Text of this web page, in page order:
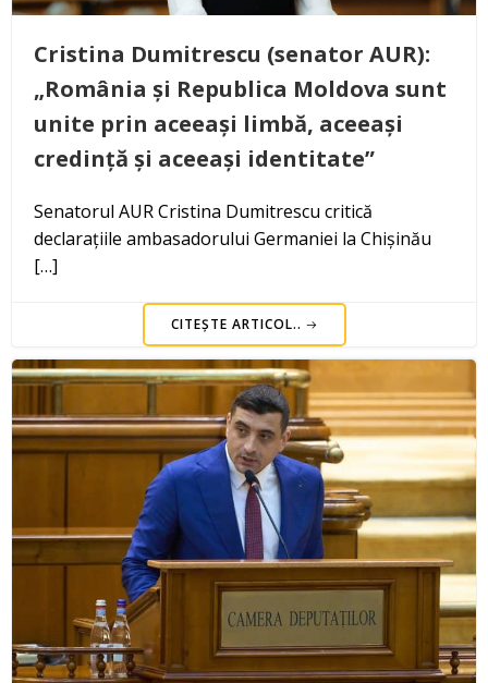
Cristina Dumitrescu (senator AUR):
„România și Republica Moldova sunt
unite prin aceeași limbă, aceeași
credință și aceeași identitate”
Senatorul AUR Cristina Dumitrescu critică
declarațiile ambasadorului Germaniei la Chișinău
[…]
CITEȘTE ARTICOL..